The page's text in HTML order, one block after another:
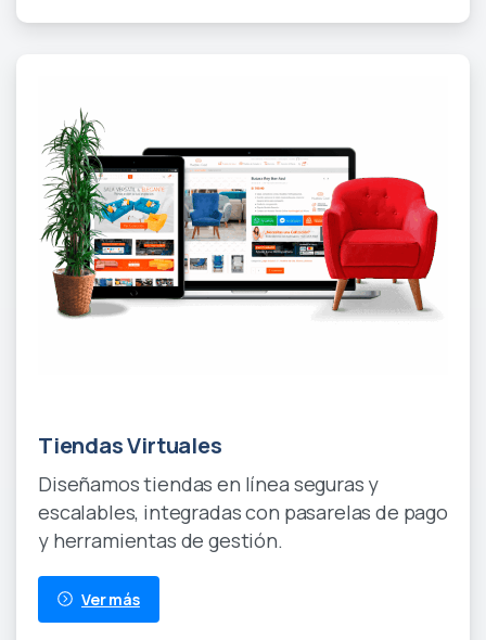
Tiendas Virtuales
Diseñamos tiendas en línea seguras y
escalables, integradas con pasarelas de pago
y herramientas de gestión.
Ver más